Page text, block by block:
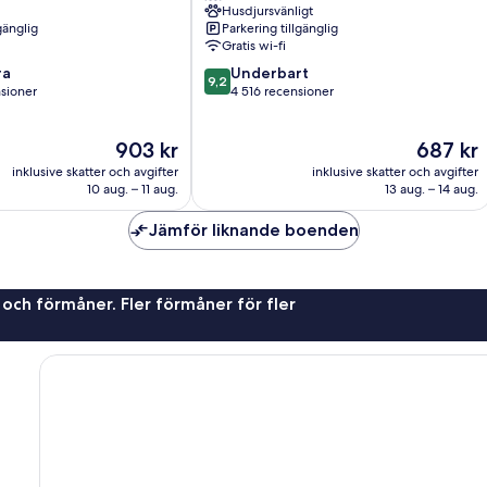
Priset
är
903 kr
903 kr
inklusive skatter och avgifter
10 aug. – 11 aug.
Palmer
Lake
Husdjursvänligt
Parkering tillgänglig
Gratis wi-fi
9.2
av
9,2 Underbart
4 516 recensioner
Priset
är
687 kr
687 kr
inklusive skatter och avgifter
13 aug. – 14 aug.
Jämför liknande boenden
förmåner. Fler förmåner för fler